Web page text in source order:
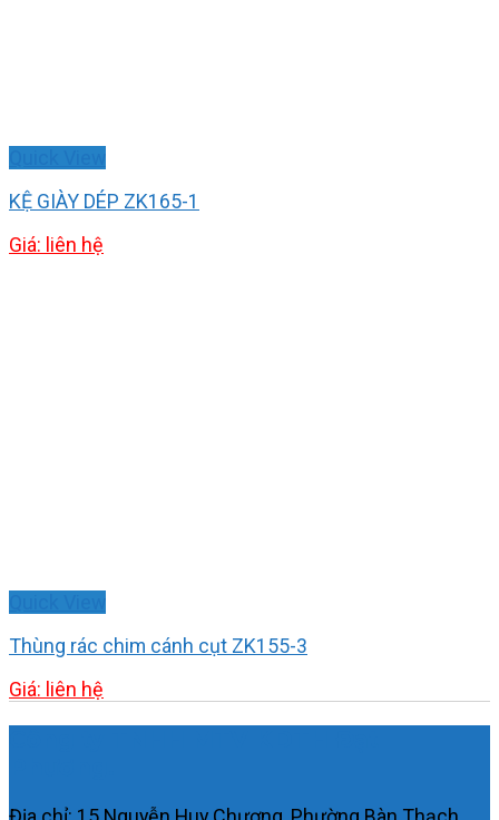
KỆ GIÀY DÉP ZK165-1
Giá: liên hệ
Thùng rác chim cánh cụt ZK155-3
Giá: liên hệ